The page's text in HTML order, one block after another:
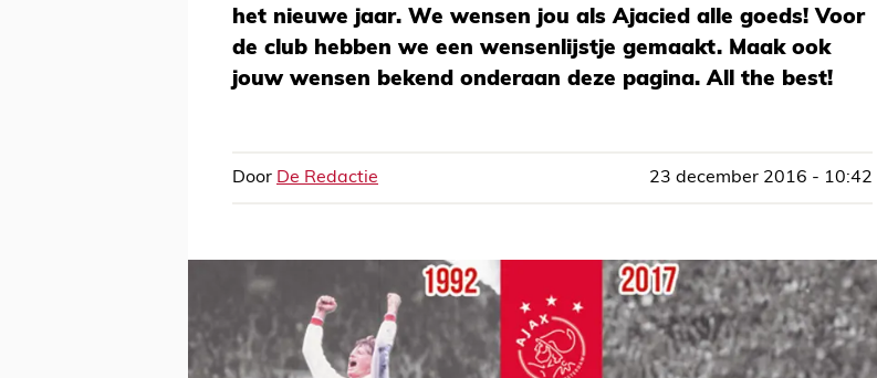
het nieuwe jaar. We wensen jou als Ajacied alle goeds! Voor
de club hebben we een wensenlijstje gemaakt. Maak ook
jouw wensen bekend onderaan deze pagina. All the best!
Door De Redactie 23 december 2016 - 10:42